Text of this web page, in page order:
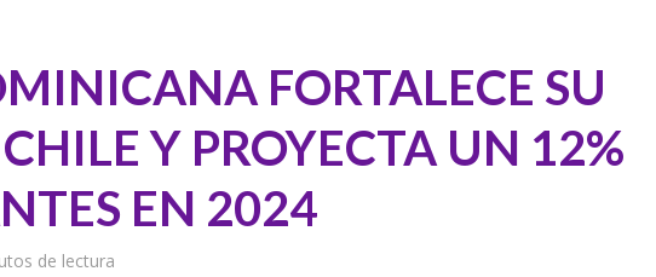
FORTALECE SU
Y PROYECTA UN 12%
EN 2024
de lectura